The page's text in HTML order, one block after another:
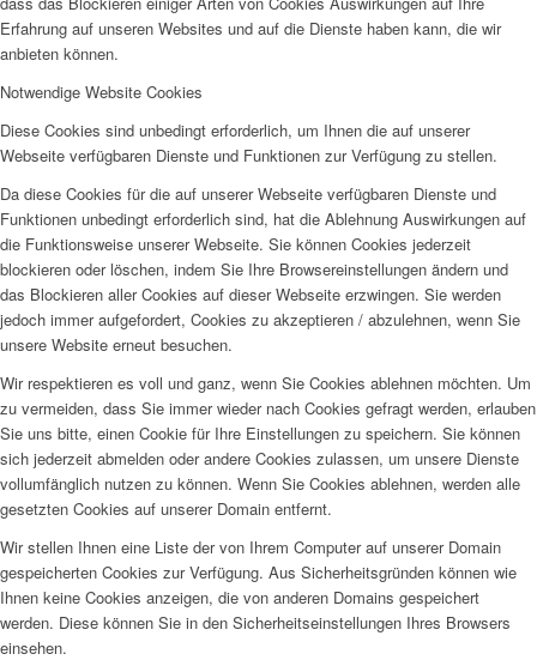
Erfahrung auf unseren Websites und auf die Dienste haben kann, die wir
anbieten können.
Notwendige Website Cookies
Diese Cookies sind unbedingt erforderlich, um Ihnen die auf unserer
Webseite verfügbaren Dienste und Funktionen zur Verfügung zu stellen.
Da diese Cookies für die auf unserer Webseite verfügbaren Dienste und
Funktionen unbedingt erforderlich sind, hat die Ablehnung Auswirkungen auf
die Funktionsweise unserer Webseite. Sie können Cookies jederzeit
blockieren oder löschen, indem Sie Ihre Browsereinstellungen ändern und
das Blockieren aller Cookies auf dieser Webseite erzwingen. Sie werden
jedoch immer aufgefordert, Cookies zu akzeptieren / abzulehnen, wenn Sie
unsere Website erneut besuchen.
Wir respektieren es voll und ganz, wenn Sie Cookies ablehnen möchten. Um
zu vermeiden, dass Sie immer wieder nach Cookies gefragt werden, erlauben
Sie uns bitte, einen Cookie für Ihre Einstellungen zu speichern. Sie können
sich jederzeit abmelden oder andere Cookies zulassen, um unsere Dienste
vollumfänglich nutzen zu können. Wenn Sie Cookies ablehnen, werden alle
gesetzten Cookies auf unserer Domain entfernt.
Wir stellen Ihnen eine Liste der von Ihrem Computer auf unserer Domain
gespeicherten Cookies zur Verfügung. Aus Sicherheitsgründen können wie
Ihnen keine Cookies anzeigen, die von anderen Domains gespeichert
werden. Diese können Sie in den Sicherheitseinstellungen Ihres Browsers
einsehen.